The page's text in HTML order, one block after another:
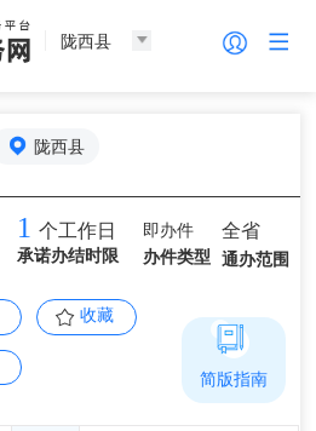
陇西县
陇西县
1 个工作日
承诺办结时限
即办件
办件类型
全省
通办范围
收藏
简版指南